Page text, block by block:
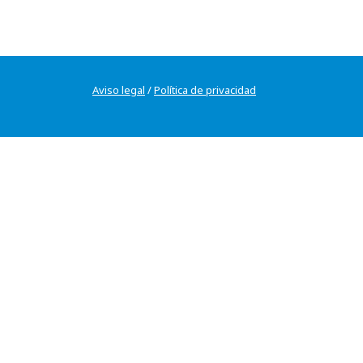
Aviso legal /Política de privacidad